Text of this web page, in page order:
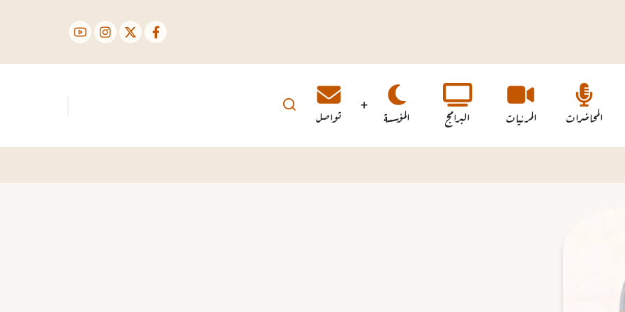
المحاضرات المرئيات البرامج المؤسسة تواصل